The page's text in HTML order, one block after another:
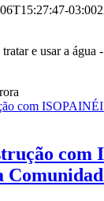
03:00
e usar a água
com
com